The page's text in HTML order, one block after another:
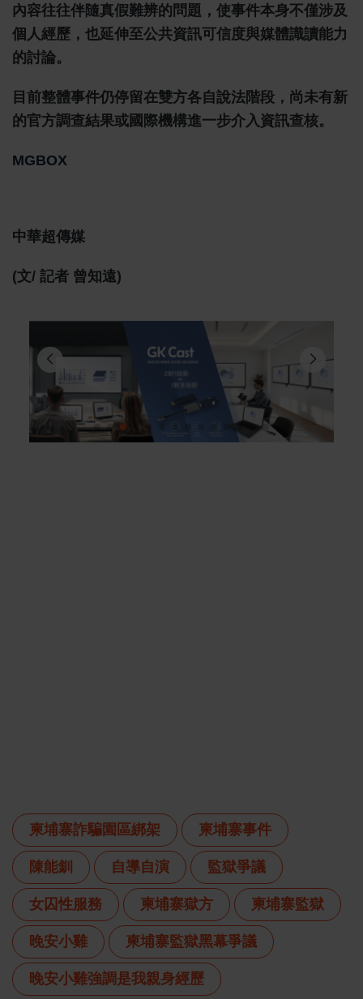
內容往往伴隨真假難辨的問題，使事件本身不僅涉及
個人經歷，也延伸至公共資訊可信度與媒體識讀能力
的討論。
目前整體事件仍停留在雙方各自說法階段，尚未有新
的官方調查結果或國際機構進一步介入資訊查核。
MGBOX
中華超傳媒
(文/ 記者 曾知遠)
柬埔寨詐騙園區綁架 柬埔寨事件
陳能釧 自導自演 監獄爭議
女囚性服務 柬埔寨獄方 柬埔寨監獄
晚安小雞 柬埔寨監獄黑幕爭議
晚安小雞強調是我親身經歷